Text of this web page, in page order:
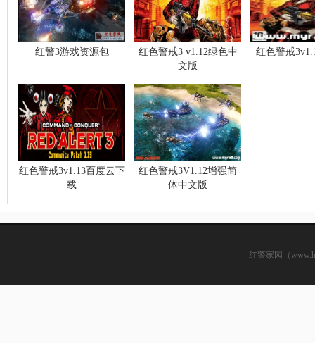
红警3游戏资源包
红色警戒3 v1.12绿色中
文版
红色警戒
红色警戒3v1.13百度云下
载
红色警戒3V1.12增强简
体中文版
红警家园（